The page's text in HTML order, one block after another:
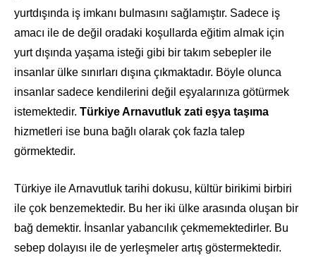
yurtdışında iş imkanı bulmasını sağlamıştır. Sadece iş
amacı ile de değil oradaki koşullarda eğitim almak için
yurt dışında yaşama isteği gibi bir takım sebepler ile
insanlar ülke sınırları dışına çıkmaktadır. Böyle olunca
insanlar sadece kendilerini değil eşyalarınıza götürmek
istemektedir. Türkiye Arnavutluk zati eşya taşıma
hizmetleri ise buna bağlı olarak çok fazla talep
görmektedir.
Türkiye ile Arnavutluk tarihi dokusu, kültür birikimi birbiri
ile çok benzemektedir. Bu her iki ülke arasında oluşan bir
bağ demektir. İnsanlar yabancılık çekmemektedirler. Bu
sebep dolayısı ile de yerleşmeler artış göstermektedir.